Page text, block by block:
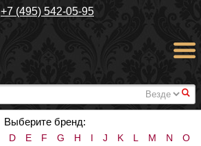
+7 (495) 542-05-95
#
Выберите бренд:
D E F G H I J K L M N
O